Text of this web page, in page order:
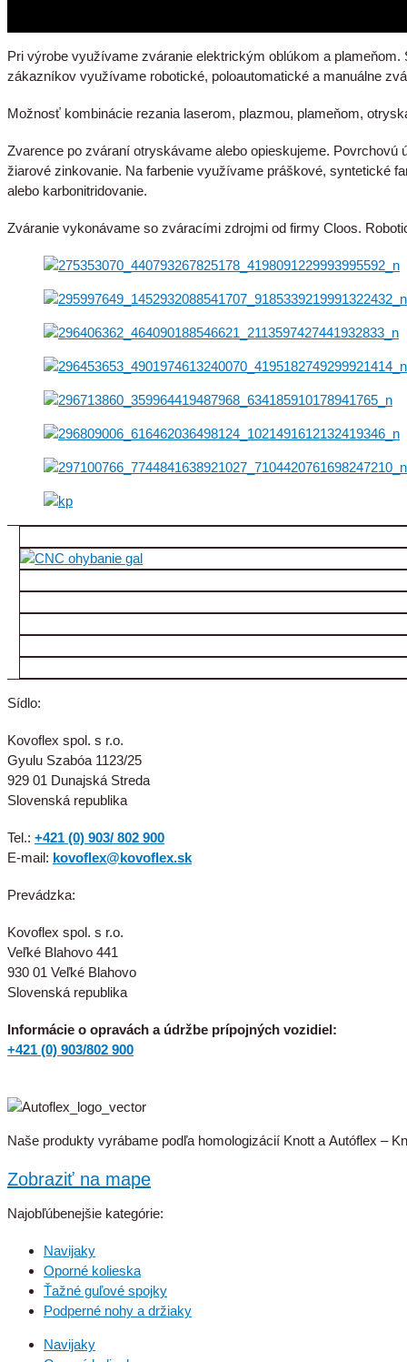
Pri výrobe využívame zváranie elektrickým oblúkom a
zákazníkov využívame robotické, poloautomatické a manuálne
Možnosť kombinácie rezania laserom, plazmou, plameňom,
Zvarence po zváraní otryskávame alebo opieskujeme.
žiarové zinkovanie. Na farbenie využívame práškové, syntetické
alebo karbonitridovanie.
Zváranie vykonávame so zváracími zdrojmi od firmy Cloos.
Sídlo:
Kovoflex spol. s r.o.
Gyulu Szabóa 1123/25
929 01 Dunajská Streda
Slovenská republika
Tel.: +421 (0) 903/ 802 900
E-mail: kovoflex@kovoflex.sk
Prevádzka:
Kovoflex spol. s r.o.
Veľké Blahovo 441
930 01 Veľké Blahovo
Slovenská republika
Informácie o opravách a údržbe prípojných vozidiel:
+421 (0) 903/802 900
Naše produkty vyrábame podľa homologizácií Knott a Autóflex –
Zobraziť na mape
Najobľúbenejšie kategórie:
Navijaky
Oporné kolieska
Ťažné guľové spojky
Podperné nohy a držiaky
Navijaky